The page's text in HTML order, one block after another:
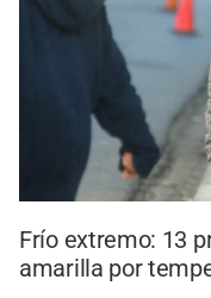
Frío extremo: 13
amarilla por